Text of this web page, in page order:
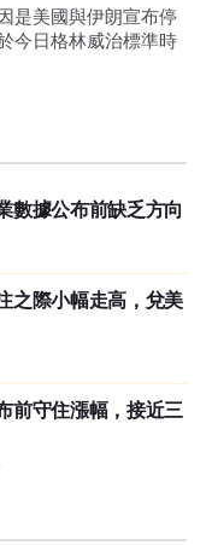
是美國與伊朗宣布停
今日格林威治標準時
數據公布前缺乏方向
之際小幅走高，兌美
前守住漲幅，接近三